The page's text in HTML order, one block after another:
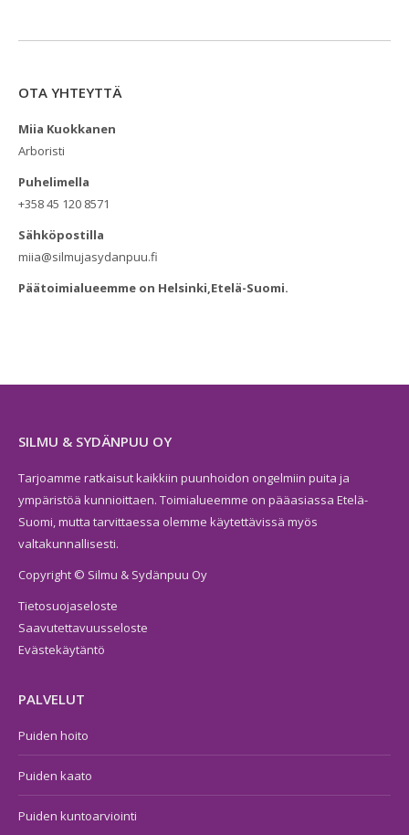
OTA YHTEYTTÄ
Miia Kuokkanen
Arboristi
Puhelimella
+358 45 120 8571
Sähköpostilla
miia@silmujasydanpuu.fi
Päätoimialueemme on Helsinki,Etelä-Suomi.
SILMU & SYDÄNPUU OY
Tarjoamme ratkaisut kaikkiin puunhoidon ongelmiin puita ja
ympäristöä kunnioittaen. Toimialueemme on pääasiassa Etelä-
Suomi, mutta tarvittaessa olemme käytettävissä myös
valtakunnallisesti.
Copyright © Silmu & Sydänpuu Oy
Tietosuojaseloste
Saavutettavuusseloste
Evästekäytäntö
PALVELUT
Puiden hoito
Puiden kaato
Puiden kuntoarviointi